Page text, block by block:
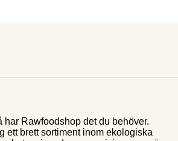
Rawfoodshop det du behöver.
ett brett sortiment inom ekologiska